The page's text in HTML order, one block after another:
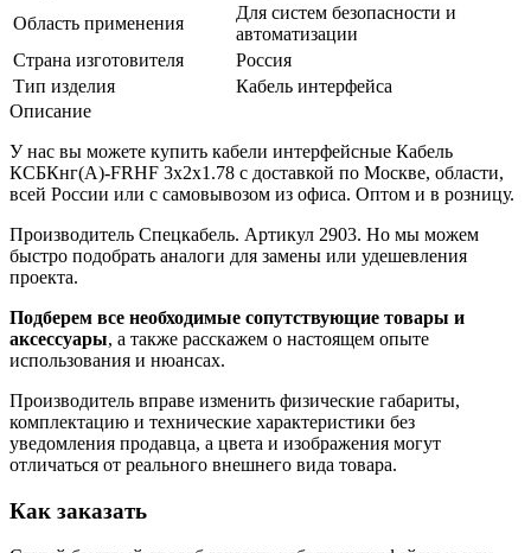
Область применения
Для систем безопасности и
автоматизации
Страна изготовителя
Россия
Тип изделия
Кабель интерфейса
Описание
У нас вы можете купить кабели интерфейсные Кабель
КСБКнг(А)-FRHF 3х2х1.78 с доставкой по Москве, области,
всей России или с самовывозом из офиса. Оптом и в розницу.
Производитель Спецкабель. Артикул 2903. Но мы можем
быстро подобрать аналоги для замены или удешевления
проекта.
Подберем все необходимые сопутствующие товары и
аксессуары, а также расскажем о настоящем опыте
использования и нюансах.
Производитель вправе изменить физические габариты,
комплектацию и технические характеристики без
уведомления продавца, а цвета и изображения могут
отличаться от реального внешнего вида товара.
Как заказать